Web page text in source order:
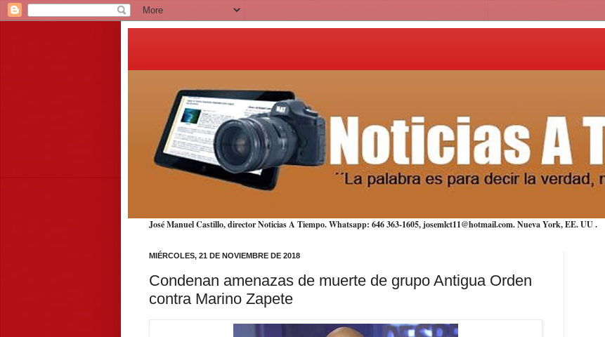
José Manuel Castillo, director Noticias A Tiempo. Whatsapp: 646 363-1605, josemlct11@hotmail.com. Nueva York,EE. UU.
MIÉRCOLES, 21 DE NOVIEMBRE DE 2018
Condenan amenazas de muerte de grupo Antigua Orden
contra Marino Zapete